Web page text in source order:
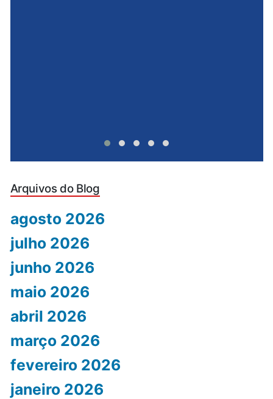
Arquivos do Blog
agosto 2026
julho 2026
junho 2026
maio 2026
abril 2026
março 2026
fevereiro 2026
janeiro 2026